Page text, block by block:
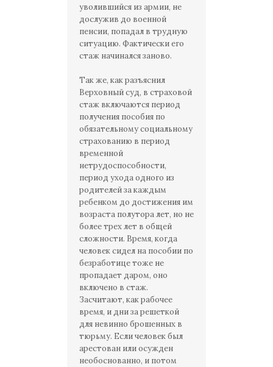
уволившийся из армии, не
дослужив до военной
пенсии, попадал в трудную
ситуацию. Фактически его
стаж начинался заново.
Так же, как разъяснил
Верховный суд, в страховой
стаж включаются период
получения пособия по
обязательному социальному
страхованию в период
временной
нетрудоспособности,
период ухода одного из
родителей за каждым
ребенком до достижения им
возраста полутора лет, но не
более трех лет в общей
сложности. Время, когда
человек сидел на пособии по
безработице тоже не
пропадает даром, оно
включено в стаж.
Засчитают, как рабочее
время, и дни за решеткой
для невинно брошенных в
тюрьму. Если человек был
арестован или осужден
необоснованно, и потом